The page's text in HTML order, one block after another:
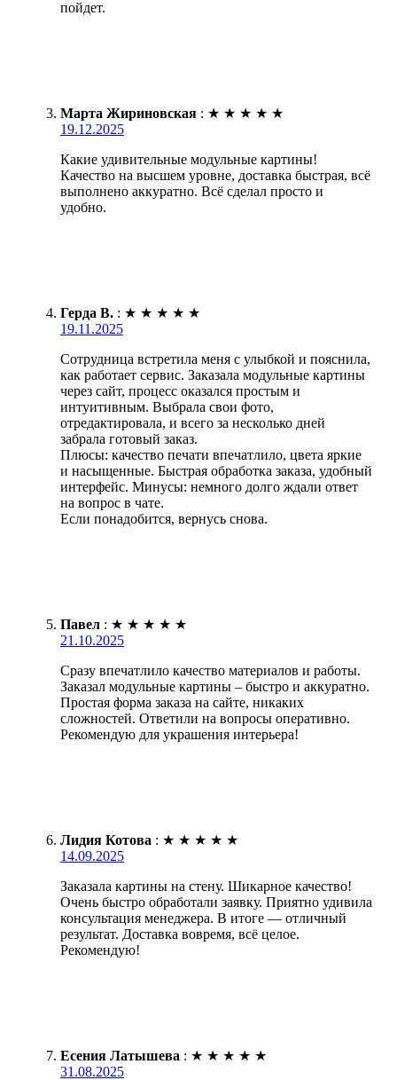
пойдет.
Марта Жириновская : ★ ★ ★ ★ ★
19.12.2025
Какие удивительные модульные картины!
Качество на высшем уровне, доставка быстрая, всё
выполнено аккуратно. Всё сделал просто и
удобно.
Герда В. : ★ ★ ★ ★ ★
19.11.2025
Сотрудница встретила меня с улыбкой и пояснила,
как работает сервис. Заказала модульные картины
через сайт, процесс оказался простым и
интуитивным. Выбрала свои фото,
отредактировала, и всего за несколько дней
забрала готовый заказ.
Плюсы: качество печати впечатлило, цвета яркие
и насыщенные. Быстрая обработка заказа, удобный
интерфейс. Минусы: немного долго ждали ответ
на вопрос в чате.
Если понадобится, вернусь снова.
Павел : ★ ★ ★ ★ ★
21.10.2025
Сразу впечатлило качество материалов и работы.
Заказал модульные картины – быстро и аккуратно.
Простая форма заказа на сайте, никаких
сложностей. Ответили на вопросы оперативно.
Рекомендую для украшения интерьера!
Лидия Котова : ★ ★ ★ ★ ★
14.09.2025
Заказала картины на стену. Шикарное качество!
Очень быстро обработали заявку. Приятно удивила
консультация менеджера. В итоге — отличный
результат. Доставка вовремя, всё целое.
Рекомендую!
Есения Латышева : ★ ★ ★ ★ ★
31.08.2025